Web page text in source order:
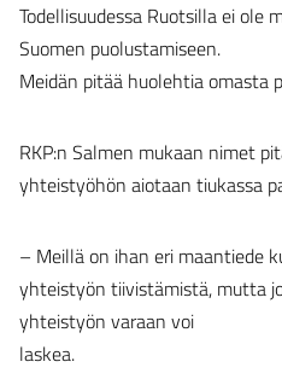
Todellisuudessa Ruotsilla ei ole
Suomen puolustamiseen.
Meidän pitää huolehtia omasta
RKP:n Salmen mukaan nimet
yhteistyöhön aiotaan tiukassa
– Meillä on ihan eri maantiede
yhteistyön tiivistämistä, mutta
yhteistyön varaan voi
laskea.